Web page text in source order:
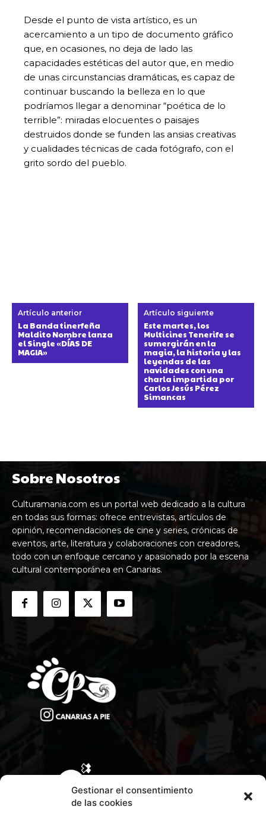
Gestionar el consentimiento
de las cookies
Desde el punto de vista artístico, es un
acercamiento a un tipo de documento gráfico
que, en ocasiones, no deja de lado las
capacidades estéticas del autor que, en medio
de unas circunstancias dramáticas, es capaz de
continuar buscando la belleza en lo que
podríamos llegar a denominar “poética de lo
terrible”: miradas elocuentes o paisajes
destruidos donde se funden las ansias creativas
y cualidades técnicas de cada fotógrafo, con el
grito sordo del pueblo.
Artículo anterior
La Banda tinerfeña
Maldito Nombre lanza
el Single «DÍAS DE
MAGIA»
Artículo siguiente
Este martes, los
Multicines Tenerife se
sumergirán en la
magia, la historia y las
leyendas de las
navidades con una
charla impartida por
Carlos Jesús Pérez
Simancas
Sobre Nosotros
Culturamania.com es un portal web dedicado a la cultura
en todas sus formas: ofrece entrevistas, artículos de
opinión, recomendaciones de cine y series, crónicas de
eventos, arte, literatura y colaboraciones con creadores,
todo con un enfoque cercano y apasionado por la escena
cultural contemporánea en Canarias.